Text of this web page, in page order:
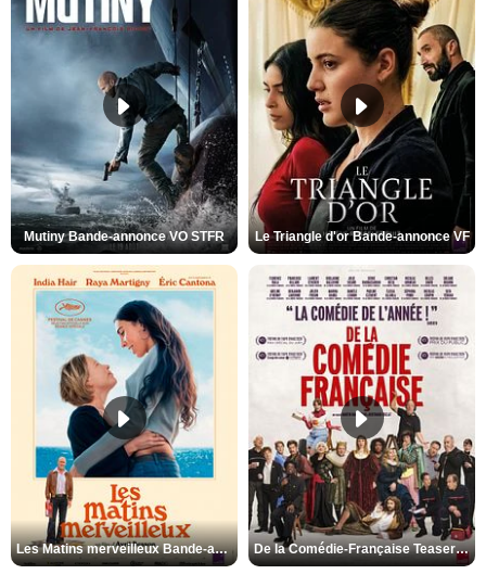
Mutiny Bande-annonce VO STFR Le Triangle d'or Bande-annonce VF
Les Matins merveilleux Bande-annonce VF De la Comédie-Française Teaser VF